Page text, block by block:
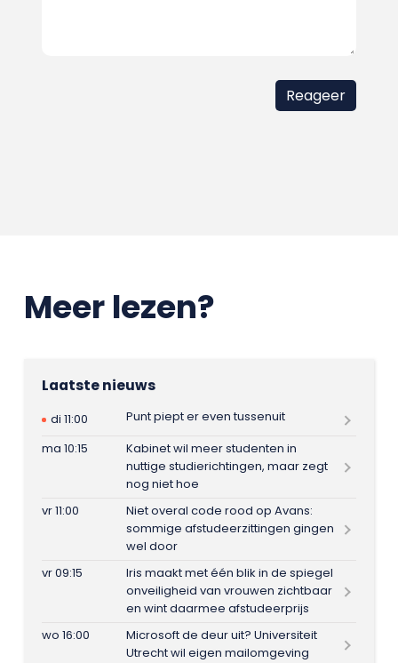
Meer lezen?
Laatste nieuws
di 11:00
Punt piept er even tussenuit
ma 10:15
Kabinet wil meer studenten in
nuttige studierichtingen, maar zegt
nog niet hoe
vr 11:00
Niet overal code rood op Avans:
sommige afstudeerzittingen gingen
wel door
vr 09:15
Iris maakt met één blik in de spiegel
onveiligheid van vrouwen zichtbaar
en wint daarmee afstudeerprijs
wo 16:00
Microsoft de deur uit? Universiteit
Utrecht wil eigen mailomgeving